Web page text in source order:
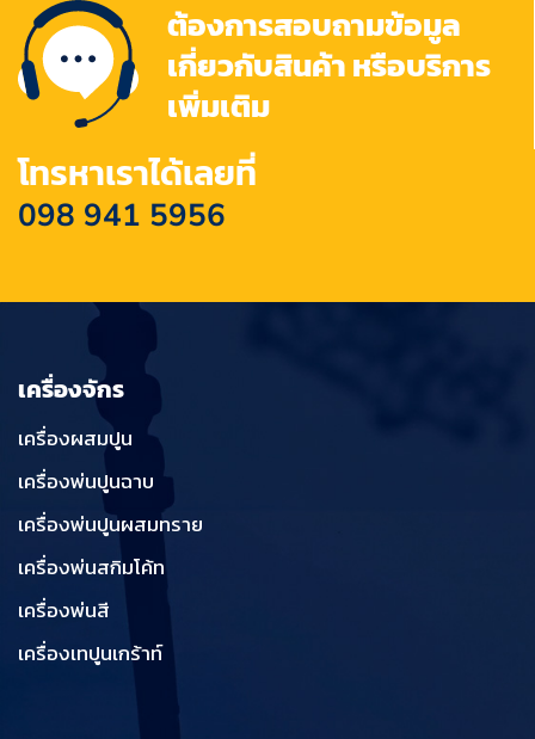
ต้องการสอบถามข้อมูล
เกี่ยวกับสินค้า หรือบริการ
เพิ่มเติม
โทรหาเราได้เลยที่
098 941 5956
เครื่องจักร
เครื่องผสมปูน
เครื่องพ่นปูนฉาบ
เครื่องพ่นปูนผสมทราย
เครื่องพ่นสกิมโค้ท
เครื่องพ่นสี
เครื่องเทปูนเกร้าท์